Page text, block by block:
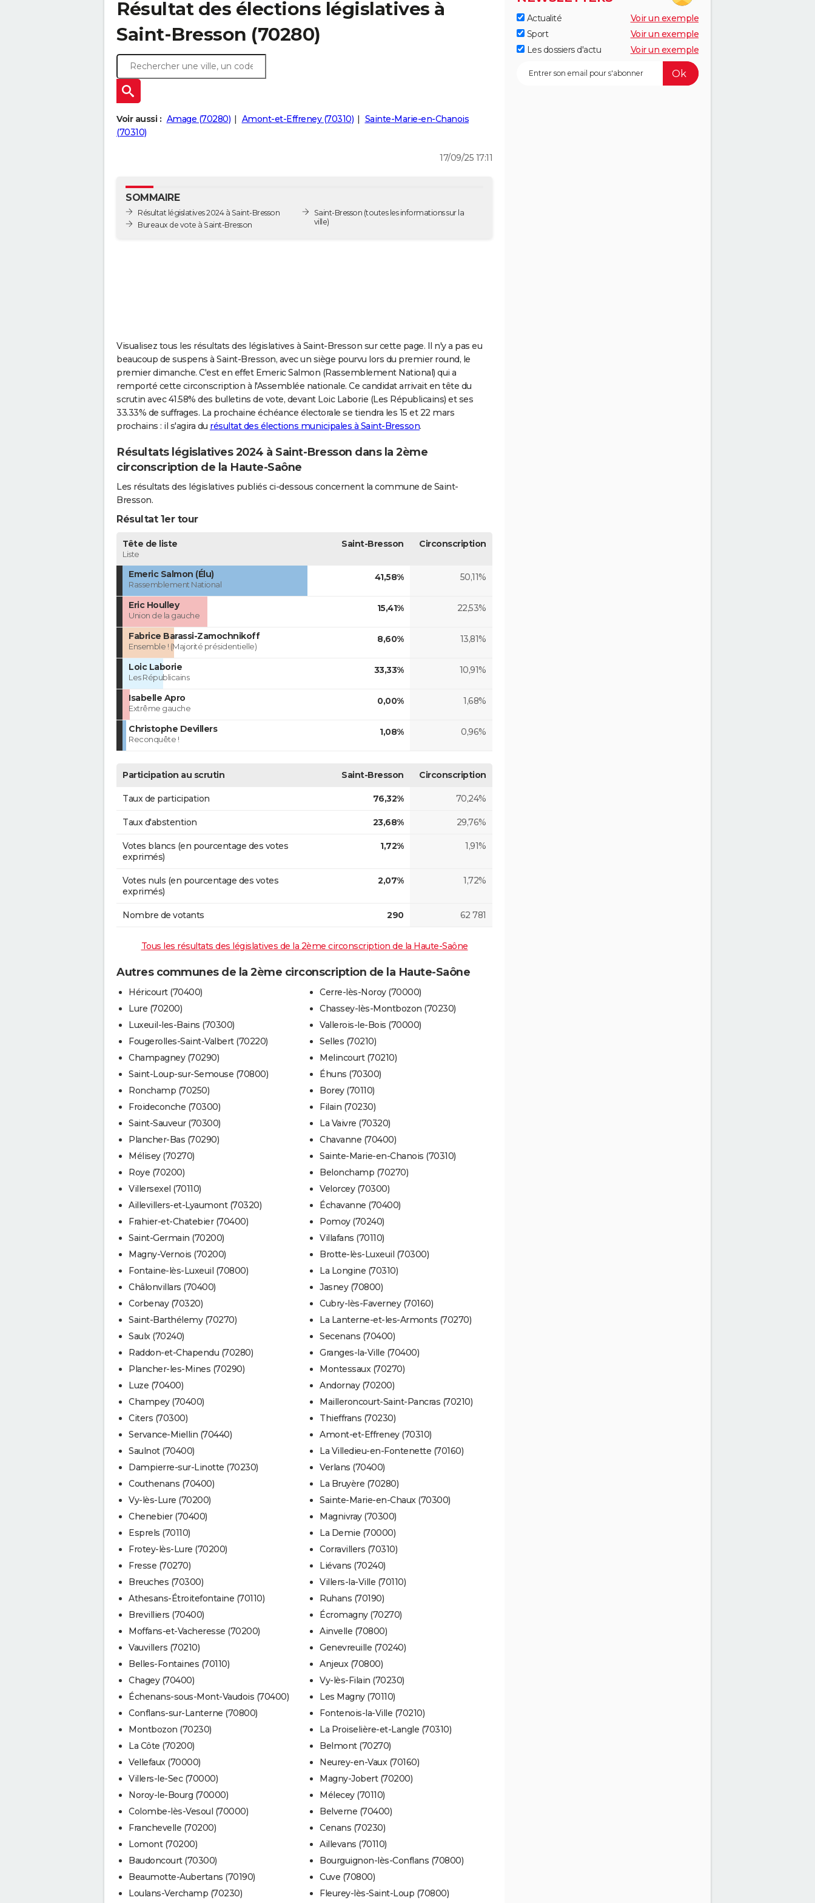
Résultat des élections législatives à
Saint-Bresson (70280)
Voir aussi : Amage (70280) Amont-et-Effreney (70310)
Sainte-Marie-en-Chanois
(70310)
17/09/25 17:11
SOMMAIRE
Résultat législatives 2024 à Saint-Bresson
Bureaux de vote à Saint-Bresson
Saint-Bresson (toutes les informations sur la
ville)
Visualisez tous les résultats des législatives à Saint-Bresson sur cette page. Il n'y a pas eu
beaucoup de suspens à Saint-Bresson, avec un siège pourvu lors du premier round, le
premier dimanche. C'est en effet Emeric Salmon (Rassemblement National) qui a
remporté cette circonscription à l'Assemblée nationale. Ce candidat arrivait en tête du
scrutin avec 41.58% des bulletins de vote, devant Loic Laborie (Les Républicains) et ses
33.33% de suffrages. La prochaine échéance électorale se tiendra les 15 et 22 mars
prochains : il s'agira du résultat des élections municipales à Saint-Bresson.
Résultats législatives 2024 à Saint-Bresson dans la 2ème
circonscription de la Haute-Saône
Les résultats des législatives publiés ci-dessous concernent la commune de Saint-
Bresson.
Résultat 1er tour
Tête de liste
Liste
Saint-Bresson Circonscription
Emeric Salmon (Élu)
Rassemblement National
41,58% 50,11%
Eric Houlley
Union de la gauche
15,41% 22,53%
Fabrice Barassi-Zamochnikoff
Ensemble ! (Majorité présidentielle)
8,60% 13,81%
Loic Laborie
Les Républicains
33,33% 10,91%
Isabelle Apro
Extrême gauche
0,00% 1,68%
Christophe Devillers
Reconquête !
1,08% 0,96%
Participation au scrutin Saint-Bresson Circonscription
Taux de participation 76,32% 70,24%
Taux d'abstention 23,68% 29,76%
Votes blancs (en pourcentage des votes
exprimés)
1,72% 1,91%
Votes nuls (en pourcentage des votes
exprimés)
2,07% 1,72%
Nombre de votants 290 62 781
Tous les résultats des législatives de la 2ème circonscription de la Haute-Saône
Autres communes de la 2ème circonscription de la Haute-Saône
Héricourt (70400)
Lure (70200)
Luxeuil-les-Bains (70300)
Fougerolles-Saint-Valbert (70220)
Champagney (70290)
Saint-Loup-sur-Semouse (70800)
Ronchamp (70250)
Froideconche (70300)
Saint-Sauveur (70300)
Plancher-Bas (70290)
Mélisey (70270)
Roye (70200)
Villersexel (70110)
Aillevillers-et-Lyaumont (70320)
Frahier-et-Chatebier (70400)
Saint-Germain (70200)
Magny-Vernois (70200)
Fontaine-lès-Luxeuil (70800)
Châlonvillars (70400)
Corbenay (70320)
Saint-Barthélemy (70270)
Saulx (70240)
Raddon-et-Chapendu (70280)
Plancher-les-Mines (70290)
Luze (70400)
Champey (70400)
Citers (70300)
Servance-Miellin (70440)
Saulnot (70400)
Dampierre-sur-Linotte (70230)
Couthenans (70400)
Vy-lès-Lure (70200)
Chenebier (70400)
Esprels (70110)
Frotey-lès-Lure (70200)
Fresse (70270)
Breuches (70300)
Athesans-Étroitefontaine (70110)
Brevilliers (70400)
Moffans-et-Vacheresse (70200)
Vauvillers (70210)
Belles-Fontaines (70110)
Chagey (70400)
Échenans-sous-Mont-Vaudois (70400)
Conflans-sur-Lanterne (70800)
Montbozon (70230)
La Côte (70200)
Vellefaux (70000)
Villers-le-Sec (70000)
Noroy-le-Bourg (70000)
Colombe-lès-Vesoul (70000)
Franchevelle (70200)
Lomont (70200)
Baudoncourt (70300)
Beaumotte-Aubertans (70190)
Loulans-Verchamp (70230)
Cerre-lès-Noroy (70000)
Chassey-lès-Montbozon (70230)
Vallerois-le-Bois (70000)
Selles (70210)
Melincourt (70210)
Éhuns (70300)
Borey (70110)
Filain (70230)
La Vaivre (70320)
Chavanne (70400)
Sainte-Marie-en-Chanois (70310)
Belonchamp (70270)
Velorcey (70300)
Échavanne (70400)
Pomoy (70240)
Villafans (70110)
Brotte-lès-Luxeuil (70300)
La Longine (70310)
Jasney (70800)
Cubry-lès-Faverney (70160)
La Lanterne-et-les-Armonts (70270)
Secenans (70400)
Granges-la-Ville (70400)
Montessaux (70270)
Andornay (70200)
Mailleroncourt-Saint-Pancras (70210)
Thieffrans (70230)
Amont-et-Effreney (70310)
La Villedieu-en-Fontenette (70160)
Verlans (70400)
La Bruyère (70280)
Sainte-Marie-en-Chaux (70300)
Magnivray (70300)
La Demie (70000)
Corravillers (70310)
Liévans (70240)
Villers-la-Ville (70110)
Ruhans (70190)
Écromagny (70270)
Ainvelle (70800)
Genevreuille (70240)
Anjeux (70800)
Vy-lès-Filain (70230)
Les Magny (70110)
Fontenois-la-Ville (70210)
La Proiselière-et-Langle (70310)
Belmont (70270)
Neurey-en-Vaux (70160)
Magny-Jobert (70200)
Mélecey (70110)
Belverne (70400)
Cenans (70230)
Aillevans (70110)
Bourguignon-lès-Conflans (70800)
Cuve (70800)
Fleurey-lès-Saint-Loup (70800)
Actualité
Voir un exemple
Sport
Voir un exemple
Les dossiers d'actu
Voir un exemple